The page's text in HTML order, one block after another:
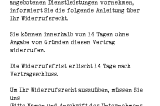
angebotenen Dienstleistungen vornehmen,
informiert Sie die folgende Anleitung über
Ihr Widerrufsrecht.
Sie können innerhalb von 14 Tagen ohne
Angabe von Gründen diesen Vertrag
widerrufen.
Die Widerrufsfrist erlischt 14 Tage nach
Vertragsschluss.
Um Ihr Widerrufsrecht auszuüben, müssen Sie
uns